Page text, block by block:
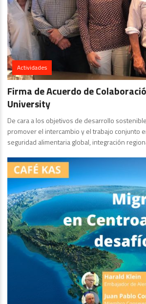
Actividades
Firma de Acuerdo de
University
De cara a los objetivos de desarrollo
promover el intercambio y el trabajo conjunto
seguridad alimentaria global, integración